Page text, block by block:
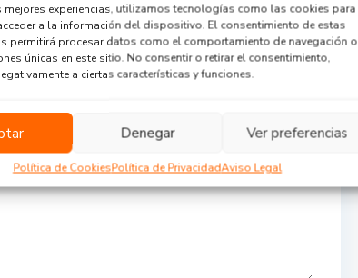
mejores experiencias, utilizamos tecnologías como las cookies para
a la información del dispositivo. El consentimiento de estas
permitirá procesar datos como el comportamiento de navegación o
únicas en este sitio. No consentir o retirar el consentimiento,
a ciertas características y funciones.
Denegar Ver preferencias
Política de CookiesPolítica de PrivacidadAviso Legal